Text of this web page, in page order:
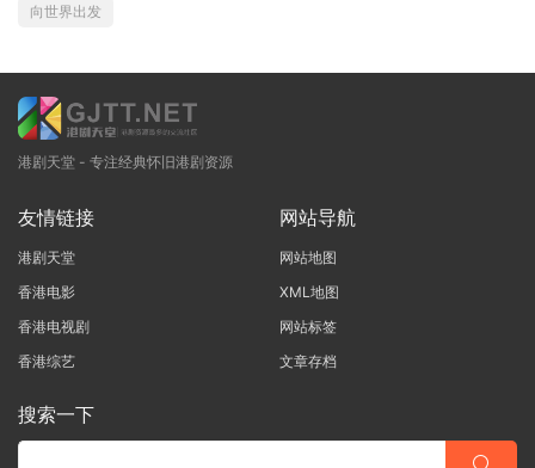
向世界出发
港剧天堂 - 专注经典怀旧港剧资源
友情链接
港剧天堂
香港电影
香港电视剧
香港综艺
网站导航
网站地图
XML地图
网站标签
文章存档
搜索一下